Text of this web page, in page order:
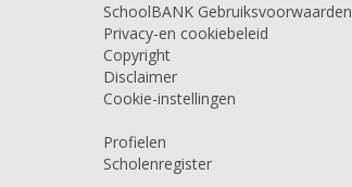
SchoolBANK Gebruiksvoorwaarden
Privacy-en cookiebeleid
Copyright
Disclaimer
Cookie-instellingen
Profielen
Scholenregister